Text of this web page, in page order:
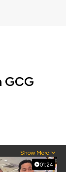
GCG
Show More
01:24